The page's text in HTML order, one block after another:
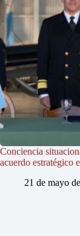
Conciencia
acuerdo estratégico
21 de mayo